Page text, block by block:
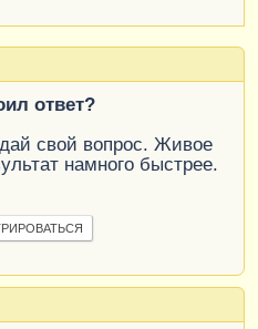
ответ?
свой вопрос. Живое
намного быстрее.